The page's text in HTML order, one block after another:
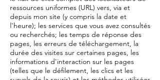
ressources uniformes (URL) vers, via et
depuis mon site (y compris la date et
l'heure); les services que vous avez consultés
ou recherchés; les temps de réponse des
pages, les erreurs de téléchargement, la
durée des visites sur certaines pages, les
informations d'interaction sur les pages
(telles que le défilement, les clics et les